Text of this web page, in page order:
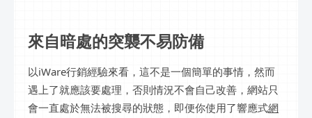
來自暗處的突襲不易防備
以iWare行銷經驗來看，這不是一個簡單的事情，然而
遇上了就應該要處理，否則情況不會自己改善，網站只
會一直處於無法被搜尋的狀態，即便你使用了響應式網